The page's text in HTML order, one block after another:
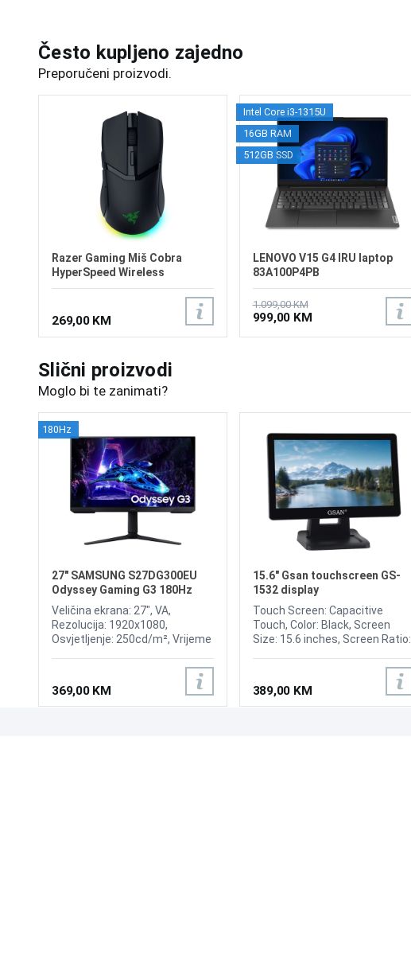
Često kupljeno zajedno
Preporučeni proizvodi.
Razer Gaming Miš Cobra
HyperSpeed Wireless
269,00 KM
Intel Core i3-1315U
16GB RAM
512GB SSD
LENOVO V15 G4 IRU laptop
83A100P4PB
1.099,00 KM
999,00 KM
Slični proizvodi
Moglo bi te zanimati?
180Hz
27" SAMSUNG S27DG300EU
Odyssey Gaming G3 180Hz
Display
Veličina ekrana: 27", VA,
Rezolucija: 1920x1080,
Osvjetljenje: 250cd/m², Vrijeme
180Hz, FreeSync, Kontrast:
DisplayPort 1.4
369,00 KM
15.6" Gsan touchscreen GS-
1532 display
Touch Screen: Capacitive
Touch, Color: Black, Screen
Size: 15.6 inches, Screen Ratio:
Resolution): 1366*768, Input
Power: 12V, 3.0A, Input Signal:
389,00 KM